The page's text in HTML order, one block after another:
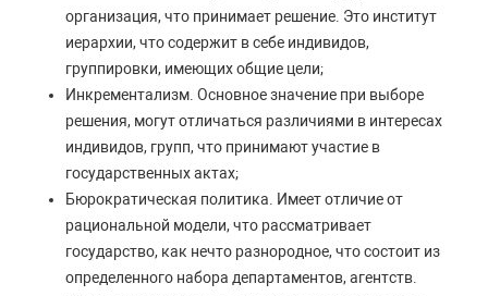
организация, что принимает решение. Это институт
иерархии, что содержит в себе индивидов,
группировки, имеющих общие цели;
Инкрементализм. Основное значение при выборе
решения, могут отличаться различиями в интересах
индивидов, групп, что принимают участие в
государственных актах;
Бюрократическая политика. Имеет отличие от
рациональной модели, что рассматривает
государство, как нечто разнородное, что состоит из
определенного набора департаментов, агентств.